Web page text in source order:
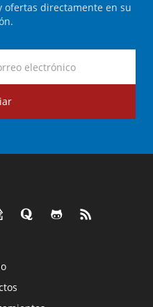
ofertas directamente en su